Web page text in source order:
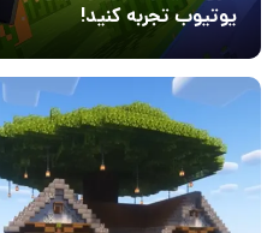
یوتیوب تجربه کنید!
41